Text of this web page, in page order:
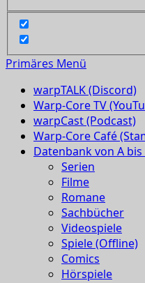
Primäres Menü
warpTALK (Discord)
Warp-Core TV
warpCast (Podcast)
Warp-Core Café
Datenbank von A bis
Serien
Filme
Romane
Sachbücher
Videospiele
Spiele (Offline)
Comics
Hörspiele